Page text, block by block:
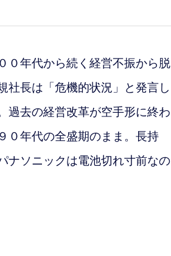
０年代から続く経営不振から脱
社長は「危機的状況」と発言し
過去の経営改革が空手形に終わ
年代の全盛期のまま。 長持
ナソニックは電池切れ寸前なの